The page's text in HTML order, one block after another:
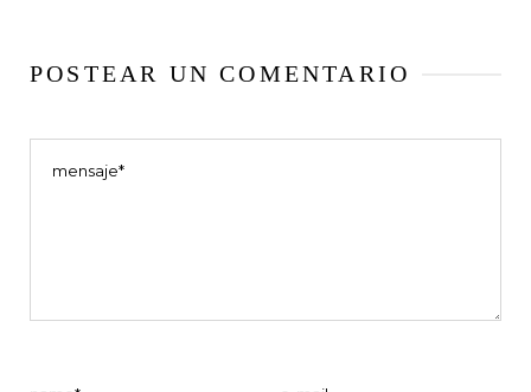
POSTEAR UN COMENTARIO